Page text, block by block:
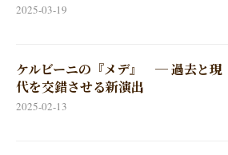
2025-03-19
ケルビーニの『メデ』 ─ 過去と現
代を交錯させる新演出
2025-02-13